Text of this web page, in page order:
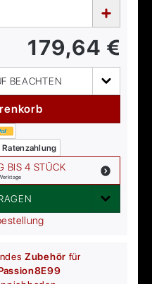
179,64 €
BEACHTEN
Ratenzahlung
BIS 4 STÜCK
Zubehör für
8E99